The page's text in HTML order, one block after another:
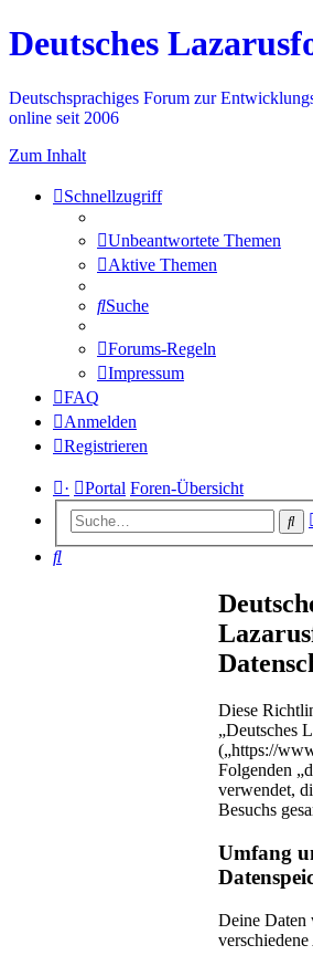
Deutsches
Deutschsprachiges Forum zur
online seit 2006
Zum Inhalt
Schnellzugriff
Unbeantwortete Themen
Aktive Themen
Suche
Forums-Regeln
Impressum
FAQ
Anmelden
Registrieren
· Portal Foren-Übersicht
Suche
Diese
„Deutsches
(„https://
Folgenden
verwendet,
Besuchs
Umfang
Deine Daten